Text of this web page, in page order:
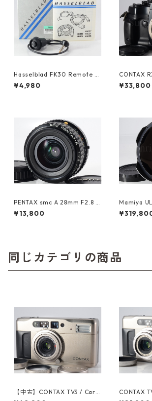
Hasselblad FK30 Remote S
hutter Release 46043 ハッ
セルブラッド (61432)
¥4,980
CONTAX
クス（
¥33,800
PENTAX smc A 28mm F2.8 K
マウント ペンタックス (6149
0)
¥13,800
Mamiya
heye 645
同じカテゴリの商品
【中古】CONTAX TVS / Carl
Zeiss Vario Sonnar T* 28-56
CONTAX
Vario